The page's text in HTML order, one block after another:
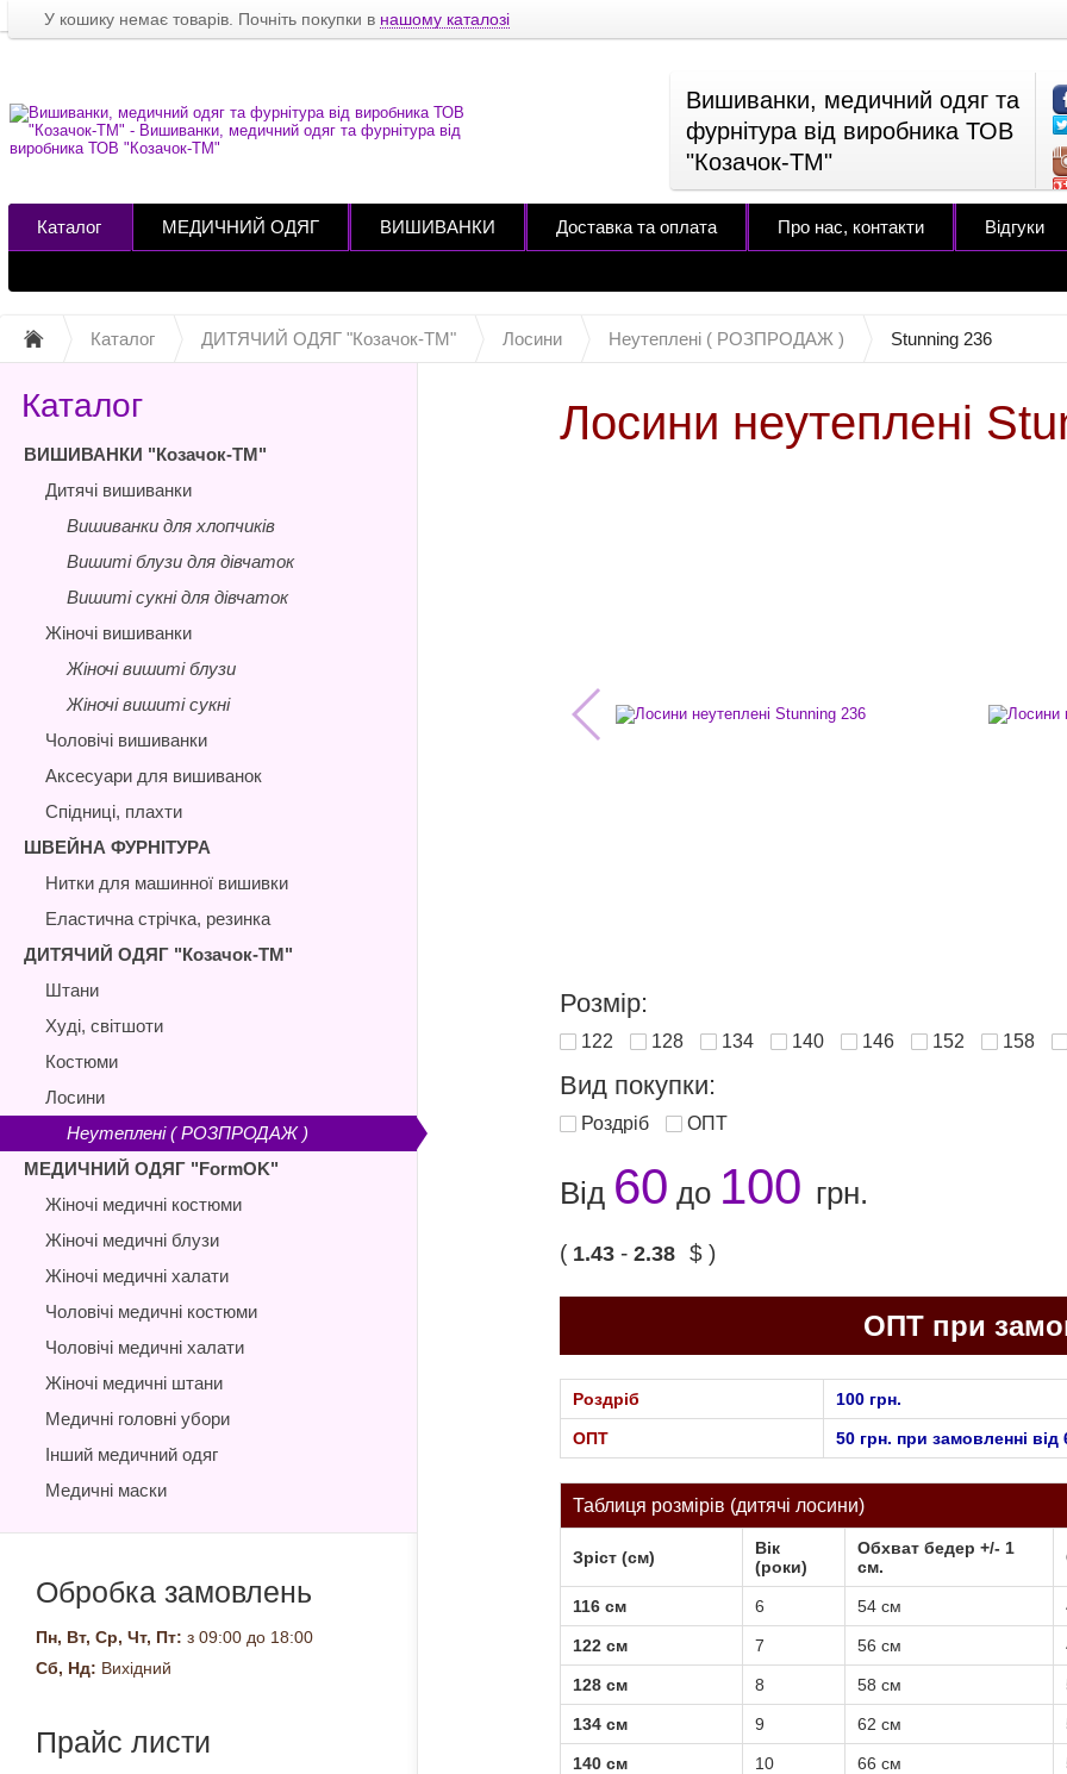
У кошику немає товарів. Почніть покупки в нашому каталозі
Вишиванки, медичний одяг та
фурнітура від виробника ТОВ
"Козачок-ТМ"
Каталог МЕДИЧНИЙ ОДЯГ ВИШИВАНКИ Доставка та оплата Про нас, контакти Відгуки
Каталог ДИТЯЧИЙ ОДЯГ "Козачок-ТМ" Лосини Неутеплені ( РОЗПРОДАЖ ) Stunning 236
Лосини неутеплені
Розмір:
122 128 134 140 146 152 158
Вид покупки:
Роздріб ОПТ
Від 60 до 100 грн.
( 1.43 - 2.38 $ )
ОПТ при
Роздріб 100 грн.
ОПТ 50 грн. при замовленні
Таблиця розмірів (дитячі лосини)
Зріст (см)
Вік
(роки)
Обхват бедер +/- 1
cм.
116 см 6 54 см
122 см 7 56 см
128 см 8 58 см
134 см 9 62 см
140 см 10 66 см
Каталог
ВИШИВАНКИ "Козачок-ТМ"
Дитячі вишиванки
Вишиванки для хлопчиків
Вишиті блузи для дівчаток
Вишиті сукні для дівчаток
Жіночі вишиванки
Жіночі вишиті блузи
Жіночі вишиті сукні
Чоловічі вишиванки
Аксесуари для вишиванок
Спідниці, плахти
ШВЕЙНА ФУРНІТУРА
Нитки для машинної вишивки
Еластична стрічка, резинка
ДИТЯЧИЙ ОДЯГ "Козачок-ТМ"
Штани
Худі, світшоти
Костюми
Лосини
Неутеплені ( РОЗПРОДАЖ )
МЕДИЧНИЙ ОДЯГ "FormOK"
Жіночі медичні костюми
Жіночі медичні блузи
Жіночі медичні халати
Чоловічі медичні костюми
Чоловічі медичні халати
Жіночі медичні штани
Медичні головні убори
Інший медичний одяг
Медичні маски
Обробка замовлень
Пн, Вт, Ср, Чт, Пт: з 09:00 до 18:00
Сб, Нд: Вихідний
Прайс листи